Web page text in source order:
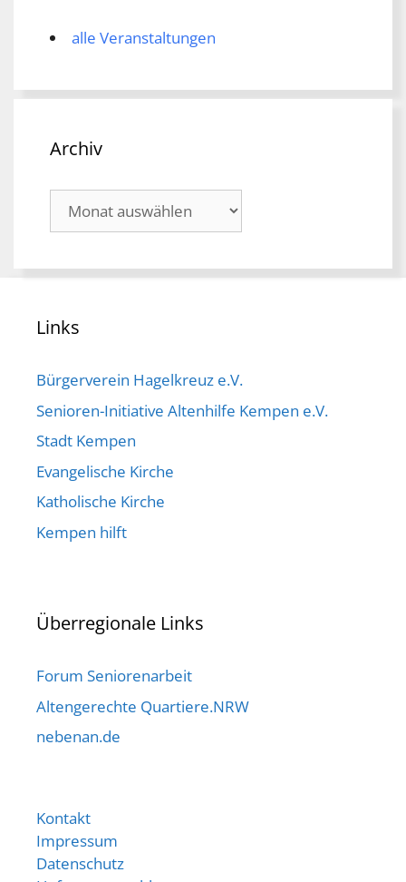
alle Veranstaltungen
Archiv
Links
Bürgerverein Hagelkreuz e.V.
Senioren-Initiative Altenhilfe Kempen e.V.
Stadt Kempen
Evangelische Kirche
Katholische Kirche
Kempen hilft
Überregionale Links
Forum Seniorenarbeit
Altengerechte Quartiere.NRW
nebenan.de
Kontakt
Impressum
Datenschutz